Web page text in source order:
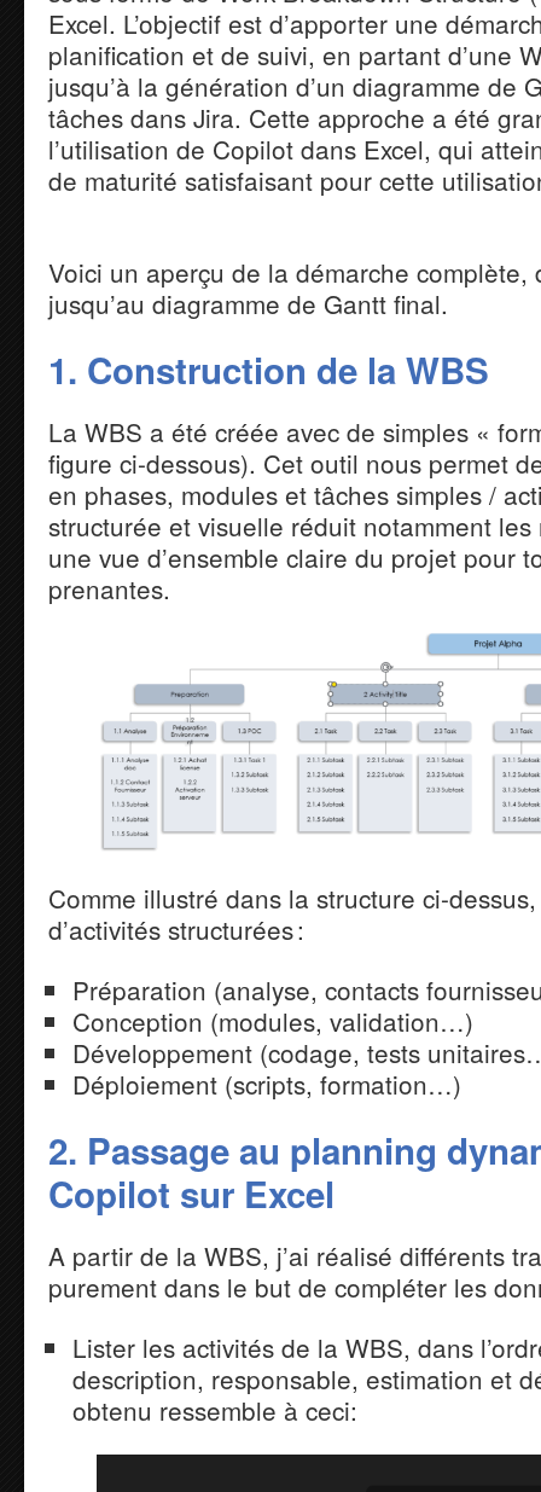
Excel. L’objectif est d’apporter une
planification et de suivi, en partant d’une
jusqu’à la génération d’un diagramme de
tâches dans Jira. Cette approche a été
l’utilisation de Copilot dans Excel, qui
de maturité satisfaisant pour cette
Voici un aperçu de la démarche
jusqu’au diagramme de Gantt final.
1. Construction de la WBS
La WBS a été créée avec de simples «
figure ci-dessous). Cet outil nous permet
en phases, modules et tâches simples /
structurée et visuelle réduit notamment les
une vue d’ensemble claire du projet pour
prenantes.
Comme illustré dans la structure ci-
d’activités structurées :
Préparation (analyse, contacts
Conception (modules, validation…)
Développement (codage, tests
Déploiement (scripts, formation…)
2. Passage au planning
Copilot sur Excel
A partir de la WBS, j’ai réalisé différents
purement dans le but de compléter les
Lister les activités de la WBS, dans
description, responsable, estimation et
obtenu ressemble à ceci: